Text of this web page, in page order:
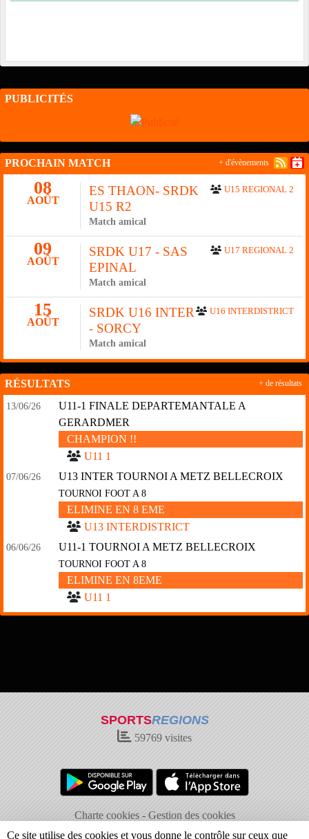
PUBLICITÉS
PROCHAIN MATCH
08
AOÛT
U15 REGIONAL 2
ES THAON- SRDK
U15 R2
Match amical
09
AOÛT
U17 REGIONAL 2
SRDK U17 - SAS
EPINAL
Match amical
15
AOÛT
U16 INTERDISTRICT
SRDK U16 INTER
- SORCY
Match amical
+ d'évènements
RÉSULTATS
13/06/26
U11-1 FINALE DEPARTEMANTALE A
GERARDMER
CHAMPION !!
U11 1
07/06/26 U13 INTER TOURNOI A METZ BELLECROIX
TOURNOI FOOT A 8
ELIMINE EN 8 EME
U13 INTERDISTRICT
06/06/26 U11-1 TOURNOI A METZ BELLECROIX
TOURNOI FOOT A 8
ELIMINE EN 8EME
U11 1
+ de résultats
SPORTSREGIONS
59769 visites
Charte cookies
Gestion des cookies
Informations légales
Signaler un contenu inapproprié
Ce site utilise des cookies et vous donne le contrôle sur ceux que